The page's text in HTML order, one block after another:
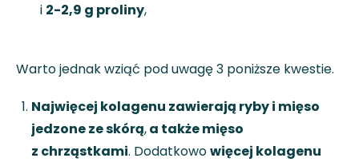
i 2-2,9 g proliny,
Warto jednak wziąć pod uwagę 3 poniższe kwestie.
Najwięcej kolagenu zawierają ryby i mięso
jedzone ze skórą,a także mięso
z chrząstkami. Dodatkowowięcej kolagenu